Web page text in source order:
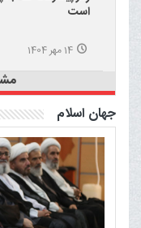
است
14 مهر 1404
جهان اسلام